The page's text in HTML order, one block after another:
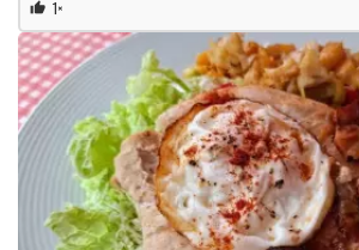
thumb_up 1×